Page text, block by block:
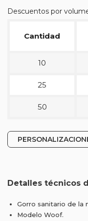
Descuentos por
Cantidad
10
25
50
Detalles técnicos
Gorro sanitario de la
Modelo Woof.